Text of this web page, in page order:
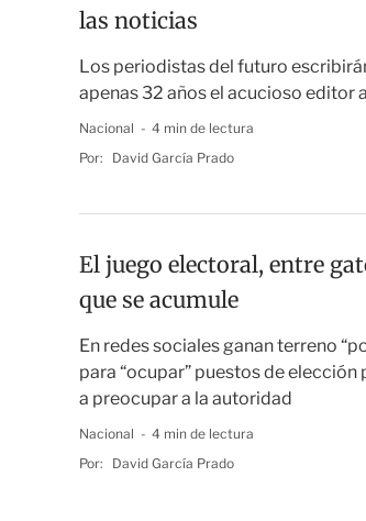
las noticias
Los periodistas del futuro
apenas 32 años el acucioso editor
Nacional
4 min de lectura
Por:
David García Prado
El juego electoral, entre
que se acumule
En redes sociales ganan terreno
para “ocupar” puestos de
a preocupar a la autoridad
Nacional
4 min de lectura
Por:
David García Prado